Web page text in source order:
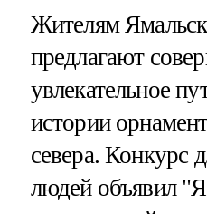
Жителям
предлагают
увлекательное
истории
севера. Конкурс
людей объявил